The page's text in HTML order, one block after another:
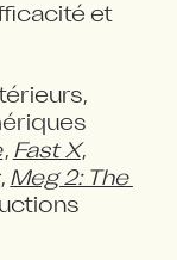
et
, Fast X
, Meg 2: The